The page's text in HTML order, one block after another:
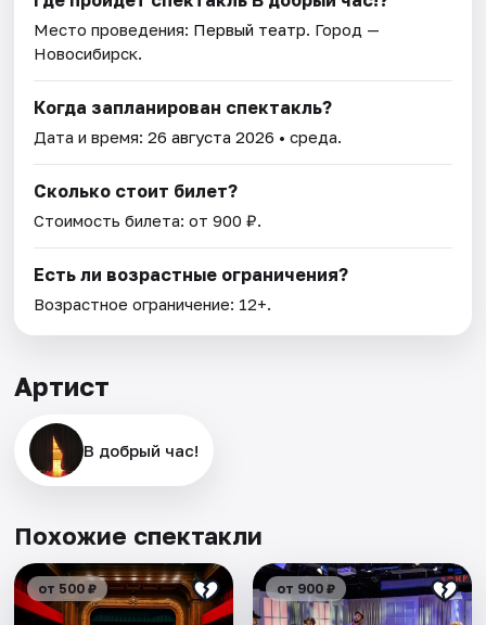
Место проведения: Первый театр. Город —
Новосибирск.
Когда запланирован спектакль?
Дата и время:26 августа 2026 • среда.
Сколько стоит билет?
Стоимость билета: от 900 ₽.
Есть ли возрастные ограничения?
Возрастное ограничение: 12+.
Артист
В добрый час!
Похожие спектакли
от 500 ₽ от 900 ₽